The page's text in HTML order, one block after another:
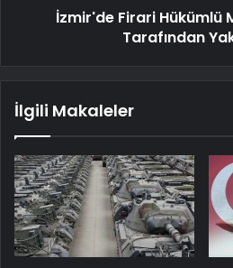
İzmir'de Firari Hükümlü
Tarafından
İlgili Makaleler